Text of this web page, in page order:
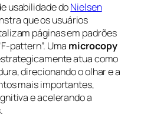
usabilidade doNielsen
que os usuários
páginas em padrões
pattern”. Uma microcopy
atua como
direcionando o olhar e a
mais importantes,
e acelerando a